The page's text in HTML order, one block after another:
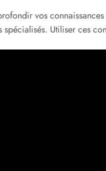
vos
spécialisés. Utiliser ces